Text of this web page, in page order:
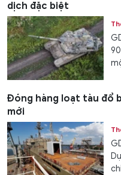
dịch đặc biệt
Đóng hàng loạt tàu đổ
mới